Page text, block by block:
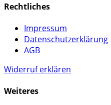
Rechtliches
Impressum
Datenschutzerklärung
AGB
Widerruf erklären
Weiteres